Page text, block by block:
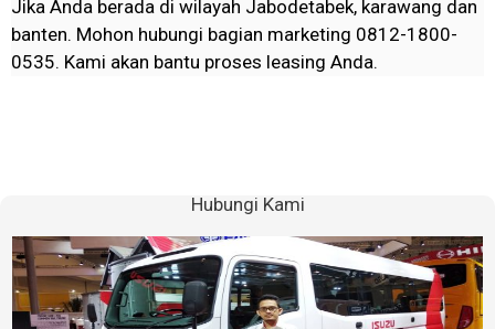
Jika Anda berada di wilayah Jabodetabek, karawang dan
banten. Mohon hubungi bagian marketing 0812-1800-
0535. Kami akan bantu proses leasing Anda.
Hubungi Kami